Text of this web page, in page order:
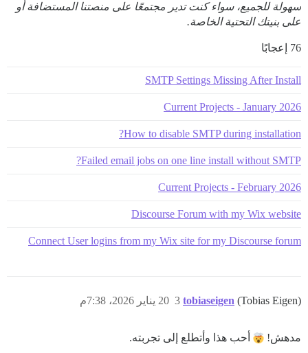
سهولة للجميع، سواء كنت تدير مجتمعًا على منصتنا المستضافة أو
على بنيتك التحتية الخاصة.
76 إعجابًا
SMTP Settings Missing After Install
Current Projects - January 2026
How to disable SMTP during installation?
Failed email jobs on one line install without SMTP?
Current Projects - February 2026
Discourse Forum with my Wix website
Connect User logins from my Wix site for my Discourse forum
tobiaseigen (Tobias Eigen) 20 يناير 2026، 7:38م 3
مدهش! أحب هذا وأتطلع إلى تجربته.